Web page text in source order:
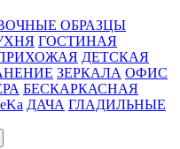
ОБРАЗЦЫ
ГОСТИНАЯ
ДЕТСКАЯ
ЗЕРКАЛА ОФИС
БЕСКАРКАСНАЯ
ДАЧА ГЛАДИЛЬНЫЕ